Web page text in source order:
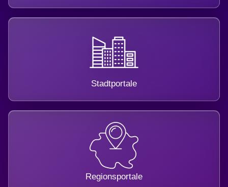
Stadtportale
Regionsportale